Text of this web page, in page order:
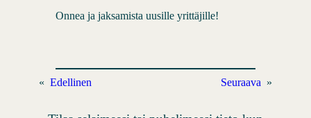
Onnea ja jaksamista uusille yrittäjille!
« Edellinen Seuraava »